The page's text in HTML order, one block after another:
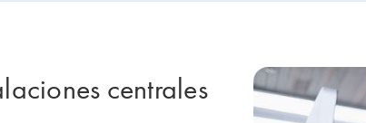
centrales